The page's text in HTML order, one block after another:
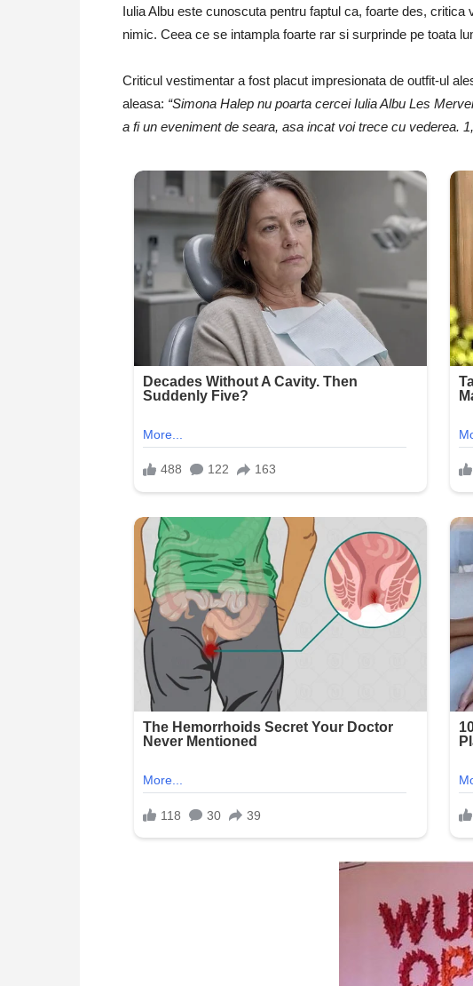
Iulia Albu este cunoscuta pentru faptul ca, foarte des,
nimic. Ceea ce se intampla foarte rar si surprinde pe toata
Criticul vestimentar a fost placut impresionata de outfit-ul
aleasa: “Simona Halep nu poarta cercei Iulia Albu Les
a fi un eveniment de seara, asa incat voi trece cu vederea.